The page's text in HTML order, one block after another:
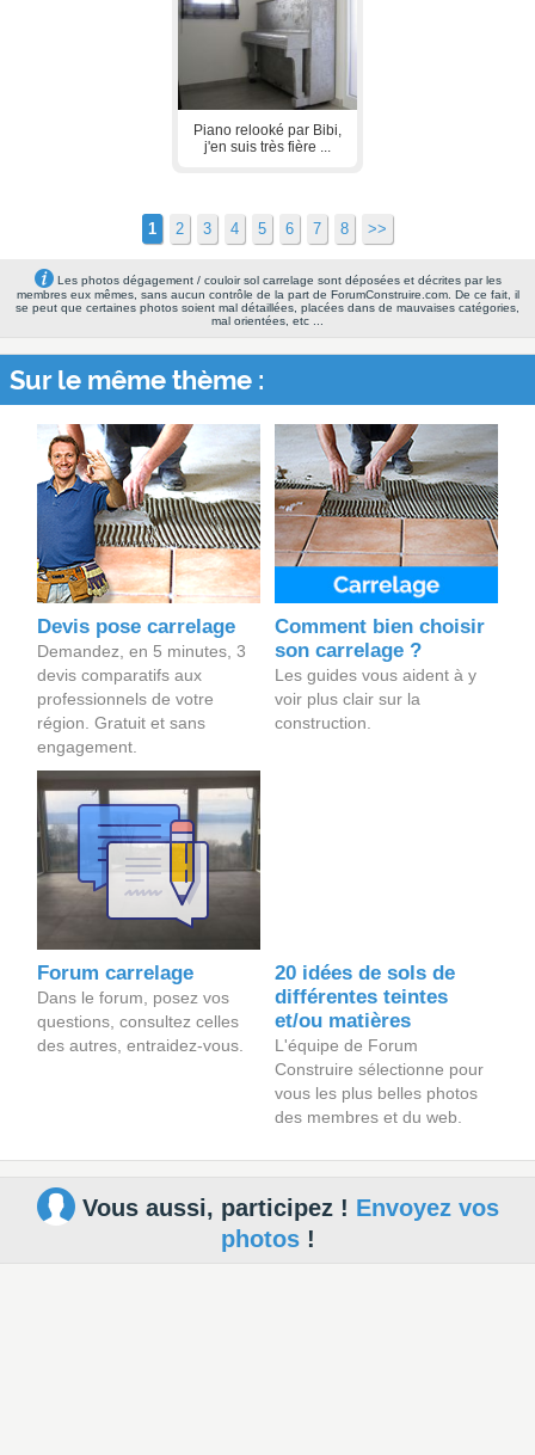
Piano relooké par Bibi,
j'en suis très fière ...
1 2 3 4 5 6 7 8 >>
Les photos dégagement / couloir sol carrelage sont déposées et décrites par les
membres eux mêmes, sans aucun contrôle de la part de ForumConstruire.com. De ce fait, il
se peut que certaines photos soient mal détaillées, placées dans de mauvaises catégories,
mal orientées, etc ...
Sur le même thème :
Devis pose carrelage
Demandez, en 5 minutes, 3
devis comparatifs aux
professionnels de votre
région. Gratuit et sans
engagement.
Comment bien choisir
son carrelage ?
Les guides vous aident à y
voir plus clair sur la
construction.
Forum carrelage
Dans le forum, posez vos
questions, consultez celles
des autres, entraidez-vous.
20 idées de sols de
différentes teintes
et/ou matières
L'équipe de Forum
Construire sélectionne pour
vous les plus belles photos
des membres et du web.
Vous aussi, participez ! Envoyez vos
photos!